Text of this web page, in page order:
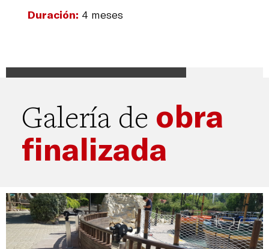
Duración: 4 meses
Galería de obra
finalizada